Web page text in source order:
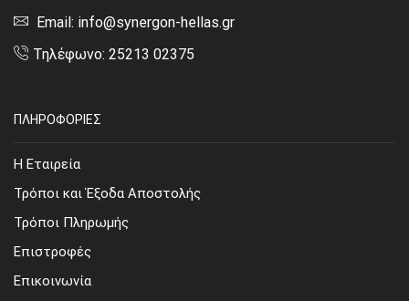
Email: info@synergon-hellas.gr
Τηλέφωνο: 25213 02375
ΠΛΗΡΟΦΟΡΙΕΣ
Η Εταιρεία
Τρόποι και Έξοδα Αποστολής
Τρόποι Πληρωμής
Επιστροφές
Επικοινωνία